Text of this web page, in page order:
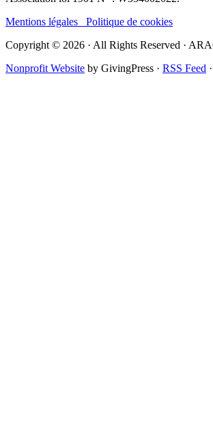
Mentions légales Politique de cookies
Copyright © 2026 · All Rights Reserved ·
Nonprofit Website by GivingPress · RSS Feed ·